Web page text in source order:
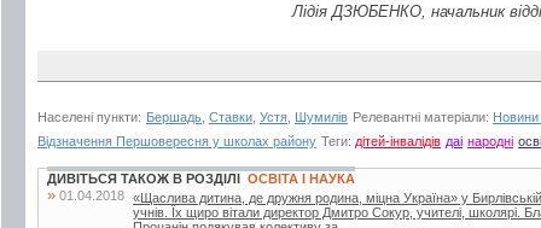
Лідія ДЗЮБЕНКО, начальник
Населені пункти: Бершадь Ставки Устя Шумилів Релевантні матеріали: Новини
Відзначення Першовересня у школах району Теги: дітей-інвалідів даі народні
ДИВІТЬСЯ ТАКОЖ В РОЗДІЛІ ОСВІТА І НАУКА
» 01.04.2018 «Щаслива дитина, де дружня родина, міцна Україна» у Бирлівській
учнів. Їх щиро вітали директор Дмитро Сокур, учителі, школярі.